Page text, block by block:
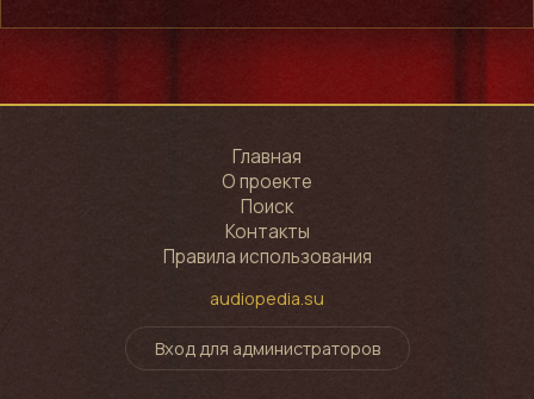
Главная
О проекте
Поиск
Контакты
Правила использования
audiopedia.su
Вход для администраторов